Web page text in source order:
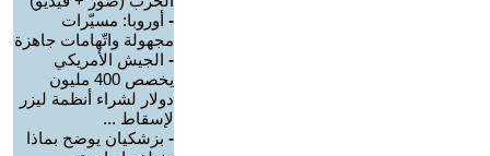
- أوروبا: مسيّرات
مجهولة واتّهامات جاهزة
- الجيش الأمريكي
يخصص 400 مليون
دولار لشراء أنظمة ليزر
لإسقاط ...
- بزشكيان يوضح بماذا